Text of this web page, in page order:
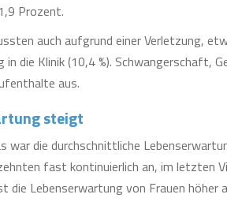
Prozent.
auch aufgrund einer Verletzung,
in die Klinik (10,4 %). Schwangerschaft,
aus.
steigt
war die durchschnittliche
fast kontinuierlich an, im letzten
die Lebenserwartung von Frauen höher